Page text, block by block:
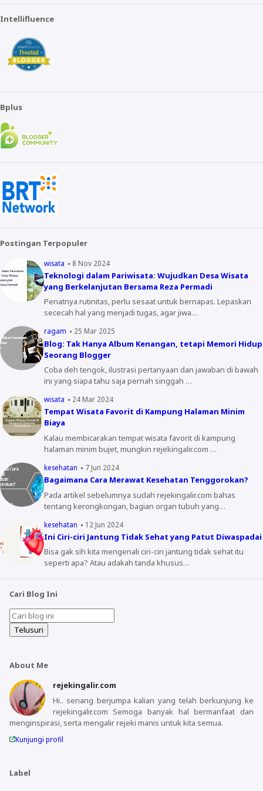
Intellifluence
Bplus
Postingan Terpopuler
wisata 8 Nov 2024
Teknologi dalam Pariwisata: Wujudkan Desa Wisata
yang Berkelanjutan Bersama Reza Permadi
Penatnya rutinitas, perlu sesaat untuk bernapas. Lepaskan
sececah hal yang menjadi tugas, agar jiwa…
ragam 25 Mar 2025
Blog: Tak Hanya Album Kenangan, tetapi Memori Hidup
Seorang Blogger
Coba deh tengok, ilustrasi pertanyaan dan jawaban di bawah
ini yang siapa tahu saja pernah singgah …
wisata 24 Mar 2024
Tempat Wisata Favorit di Kampung Halaman Minim
Biaya
Kalau membicarakan tempat wisata favorit di kampung
halaman minim bujet, mungkin rejekingalir.com …
kesehatan 7 Jun 2024
Bagaimana Cara Merawat Kesehatan Tenggorokan?
Pada artikel sebelumnya sudah rejekingalir.com bahas
tentang kerongkongan, bagian organ tubuh yang…
kesehatan 12 Jun 2024
Ini Ciri-ciri Jantung Tidak Sehat yang Patut Diwaspadai
Bisa gak sih kita mengenali ciri-ciri jantung tidak sehat itu
seperti apa? Atau adakah tanda khusus…
Cari Blog Ini
About Me
rejekingalir.com
Hi.. senang berjumpa kalian yang telah berkunjung ke
rejekingalir.com Semoga banyak hal bermanfaat dan
menginspirasi, serta mengalir rejeki manis untuk kita semua.
Kunjungi profil
Label